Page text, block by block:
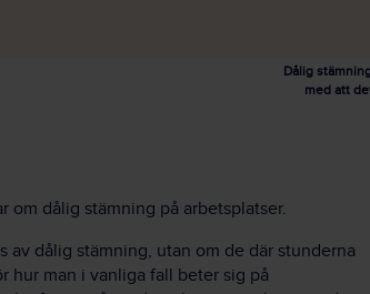
Dålig
med att
om dålig stämning på arbetsplatser.
av dålig stämning, utan om de där stunderna
hur man i vanliga fall beter sig på